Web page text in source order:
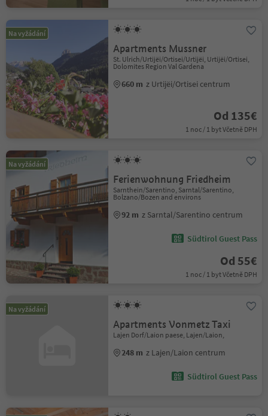
Na vyžádání
Apartments Mussner
St. Ulrich/Urtijëi/Ortisei/Urtijëi, Urtijëi/Ortisei,
Dolomites Region Val Gardena
660 m z Urtijëi/Ortisei centrum
Od 135€
1 noc / 1 byt Včetně DPH
Na vyžádání
Ferienwohnung Friedheim
Sarnthein/Sarentino, Sarntal/Sarentino,
Bolzano/Bozen and environs
92 m z Sarntal/Sarentino centrum
Südtirol Guest Pass
Od 55€
1 noc / 1 byt Včetně DPH
Na vyžádání
Apartments Vonmetz Taxi
Lajen Dorf/Laion paese, Lajen/Laion,
248 m z Lajen/Laion centrum
Südtirol Guest Pass